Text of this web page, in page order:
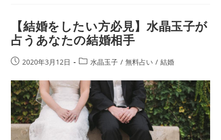
い】
水
晶
子
生
の
い
で
【結婚をしたい方必見】水晶玉子が
占うあなたの結婚相手
投
公
開
日:
2020年3月12日
投
カ
テ
ゴ
リ
ー:
水晶玉子 / 無料占い / 結婚